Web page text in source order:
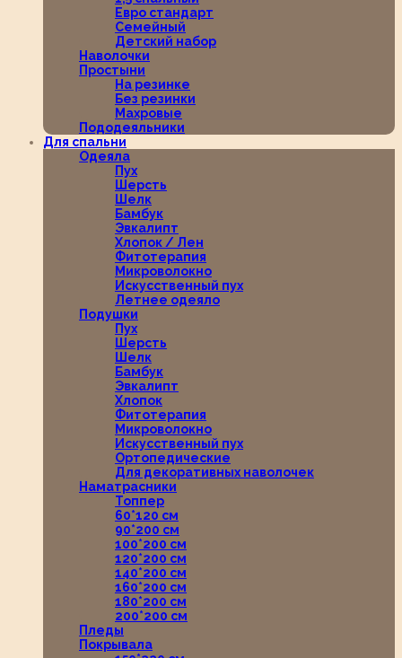
Евро стандарт
Семейный
Детский набор
Наволочки
Простыни
На резинке
Без резинки
Махровые
Пододеяльники
Для спальни
Одеяла
Пух
Шерсть
Шелк
Бамбук
Эвкалипт
Хлопок / Лен
Фитотерапия
Микроволокно
Искусственный пух
Летнее одеяло
Подушки
Пух
Шерсть
Шелк
Бамбук
Эвкалипт
Хлопок
Фитотерапия
Микроволокно
Искусственный пух
Ортопедические
Для декоративных наволочек
Наматрасники
Топпер
60*120 см
90*200 см
100*200 см
120*200 см
140*200 см
160*200 см
180*200 см
200*200 см
Пледы
Покрывала